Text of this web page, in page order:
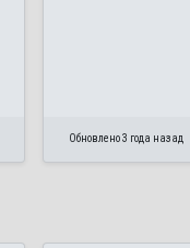
Обновлено 3 года назад